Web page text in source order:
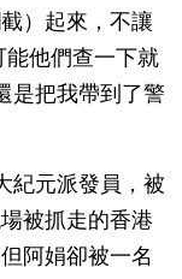
）起來，不讓
他們查一下就
是把我帶到了警
紀元派發員，被
被抓走的香港
阿娟卻被一名